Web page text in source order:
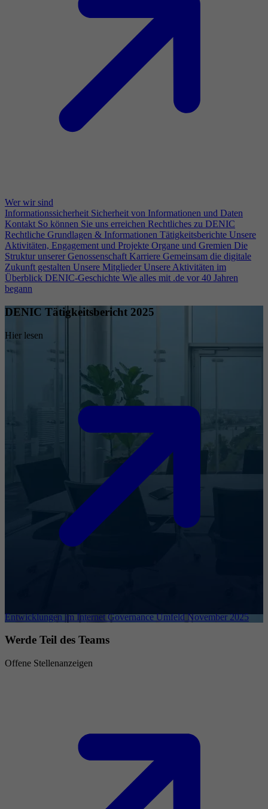
Wer wir sind
Informationssicherheit Sicherheit von Informationen und Daten
Kontakt So können Sie uns erreichen Rechtliches zu DENIC
Rechtliche Grundlagen & Informationen Tätigkeitsberichte Unsere
Aktivitäten, Engagement und Projekte Organe und Gremien Die
Struktur unserer Genossenschaft Karriere Gemeinsam die digitale
Zukunft gestalten Unsere Mitglieder Unsere Aktivitäten im
Überblick DENIC-Geschichte Wie alles mit .de vor 40 Jahren
begann
DENIC Tätigkeitsbericht 2025
Hier lesen
Entwicklungen im Internet Governance Umfeld November 2025
Werde Teil des Teams
Offene Stellenanzeigen